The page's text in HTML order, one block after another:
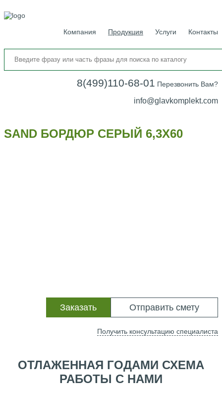
Компания Продукция Услуги Контакты
8(499)110-68-01 Перезвонить Вам?
info@glavkomplekt.com
SAND БОРДЮР СЕРЫЙ 6,3Х60
Отправить смету
Заказать
Получить консультацию специалиста
ОТЛАЖЕННАЯ ГОДАМИ СХЕМА
РАБОТЫ С НАМИ